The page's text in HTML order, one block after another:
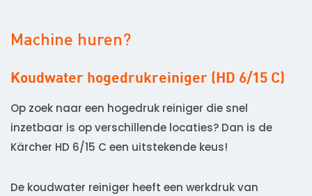
Machine huren?
Koudwater hogedrukreiniger (HD 6/15 C)
Op zoek naar een hogedruk reiniger die snel
inzetbaar is op verschillende locaties? Dan is de
Kärcher HD 6/15 C een uitstekende keus!
De koudwater reiniger heeft een werkdruk van